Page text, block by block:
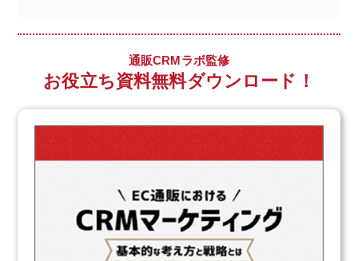
通販CRMラボ監修
お役立ち資料無料ダウンロード！